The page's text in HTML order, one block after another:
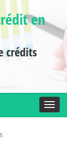
en
crédits